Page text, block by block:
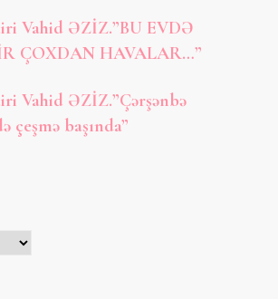
Vahid ƏZİZ.”BU EVDƏ
ÇOXDAN HAVALAR…”
Vahid ƏZİZ.”Çərşənbə
çeşmə başında”